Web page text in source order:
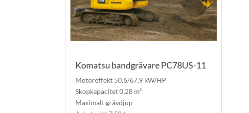
Komatsu bandgrävare PC78US-11
Motoreffekt 50,6/67,9 kW/HP
Skopkapacitet 0,28 m³
Maximalt grävdjup